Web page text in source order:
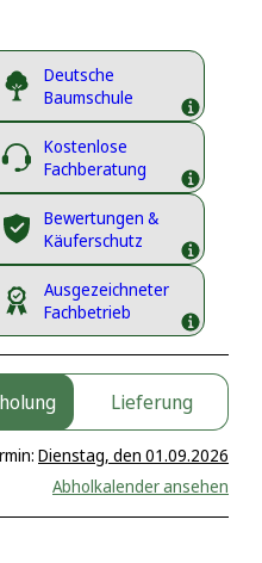
Deutsche
Baumschule
Kostenlose
Fachberatung
Bewertungen &
Käuferschutz
Ausgezeichneter
Fachbetrieb
Lieferung
Dienstag, den 01.09.2026
Abholkalender ansehen